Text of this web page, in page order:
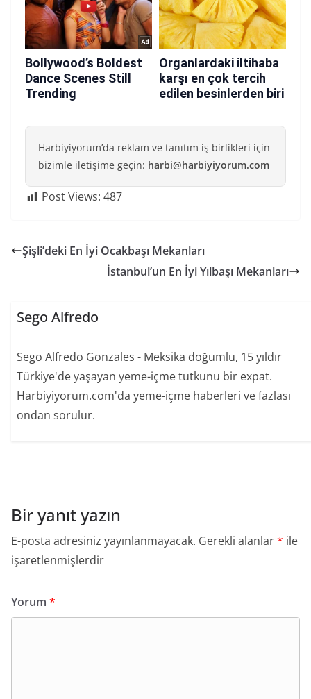
Harbiyiyorum’da reklam ve tanıtım iş birlikleri için
bizimle iletişime geçin: harbi@harbiyiyorum.com
Post Views: 487
Şişli’deki En İyi Ocakbaşı Mekanları
İstanbul’un En İyi Yılbaşı Mekanları
Sego Alfredo
Sego Alfredo Gonzales - Meksika doğumlu, 15 yıldır
Türkiye'de yaşayan yeme-içme tutkunu bir expat.
Harbiyiyorum.com'da yeme-içme haberleri ve fazlası
ondan sorulur.
Bir yanıt yazın
E-posta adresiniz yayınlanmayacak. Gerekli alanlar* ile
işaretlenmişlerdir
Yorum *